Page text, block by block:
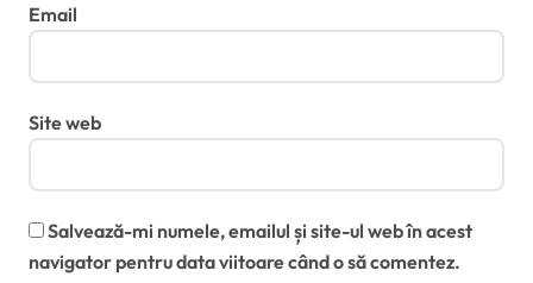
Email
Site web
Salvează-mi numele, emailul și site-ul web în acest
navigator pentru data viitoare când o să comentez.